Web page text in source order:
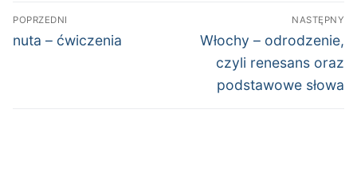
Nawigacja
wpisu
POPRZEDNI
Poprzedni
nuta – ćwiczenia
NASTĘPNY
Następny
wpis:
Włochy – odrodzenie,
czyli renesans oraz
podstawowe słowa